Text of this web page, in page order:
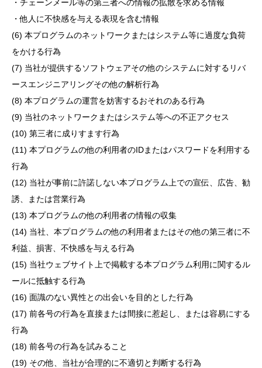
・チェーンメール等の第三者への情報の拡散を求める情報
・他人に不快感を与える表現を含む情報
(6) 本プログラムのネットワークまたはシステム等に過度な負荷
をかける行為
(7) 当社が提供するソフトウェアその他のシステムに対するリバ
ースエンジニアリングその他の解析行為
(8) 本プログラムの運営を妨害するおそれのある行為
(9) 当社のネットワークまたはシステム等への不正アクセス
(10) 第三者に成りすます行為
(11) 本プログラムの他の利用者のIDまたはパスワードを利用する
行為
(12) 当社が事前に許諾しない本プログラム上での宣伝、広告、勧
誘、または営業行為
(13) 本プログラムの他の利用者の情報の収集
(14) 当社、本プログラムの他の利用者またはその他の第三者に不
利益、損害、不快感を与える行為
(15) 当社ウェブサイト上で掲載する本プログラム利用に関するル
ールに抵触する行為
(16) 面識のない異性との出会いを目的とした行為
(17) 前各号の行為を直接または間接に惹起し、または容易にする
行為
(18) 前各号の行為を試みること
(19) その他、当社が合理的に不適切と判断する行為